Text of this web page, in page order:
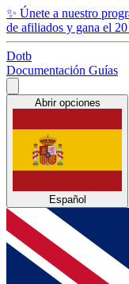
✨ Únete a nuestro
de afiliados y gana el
Dotb
Documentación Guías
Abrir opciones
Español